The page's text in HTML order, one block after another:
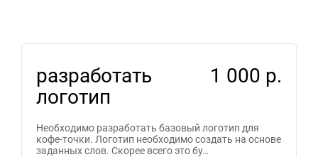
разработать
логотип
1 000 р.
Необходимо разработать базовый логотип для
кофе-точки. Логотип необходимо создать на основе
заданных слов. Скорее всего это бу…